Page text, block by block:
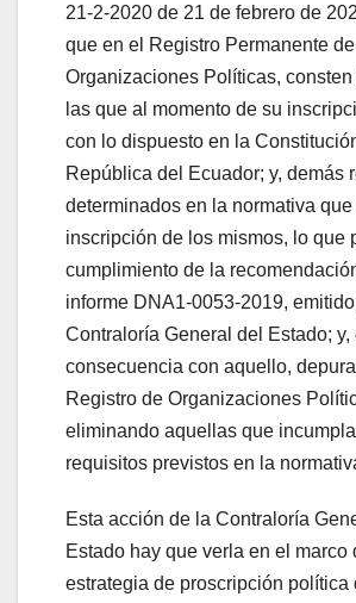
21-2-2020 de 21 de febrero de
que en el Registro Permanente de
Organizaciones Políticas,
las que al momento de su
con lo dispuesto en la
República del Ecuador; y, demás
determinados en la normativa
inscripción de los mismos, lo que
cumplimiento de la
informe DNA1-0053-2019,
Contraloría General del Estado; y,
consecuencia con aquello,
Registro de Organizaciones
eliminando aquellas que
requisitos previstos en la
Esta acción de la Contraloría
Estado hay que verla en el marco
estrategia de proscripción política